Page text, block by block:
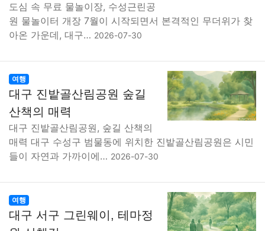
도심 속 무료 물놀이장, 수성근린공
원 물놀이터 개장 7월이 시작되면서 본격적인 무더위가 찾
아온 가운데, 대구… 2026-07-30
여행
대구 진밭골산림공원 숲길
산책의 매력
대구 진밭골산림공원, 숲길 산책의
매력 대구 수성구 범물동에 위치한 진밭골산림공원은 시민
들이 자연과 가까이에… 2026-07-30
여행
대구 서구 그린웨이, 테마정